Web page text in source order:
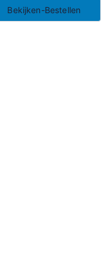
Bekijken-Bestellen